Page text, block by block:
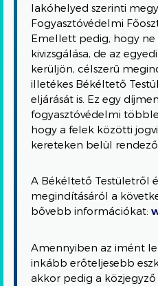
lakóhelyed szerinti
Fogyasztóvédelmi
Emellett pedig, hogy ne
kivizsgálása, de az
kerüljön, célszerű
illetékes Békéltető
eljárását is. Ez egy
fogyasztóvédelmi
hogy a felek közötti
kereteken belül
A Békéltető Testületről
megindításáról a
bővebb információkat:
Amennyiben az imént
inkább erőteljesebb
akkor pedig a